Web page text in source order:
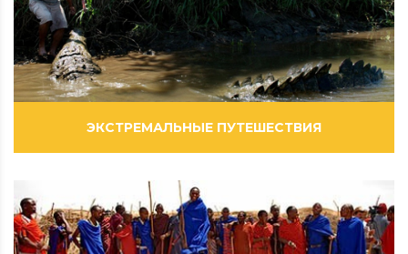
ВИДЕОРОЛИКИ
ЭКСТРЕМАЛЬНЫЕ ПУТЕШЕСТВИЯ